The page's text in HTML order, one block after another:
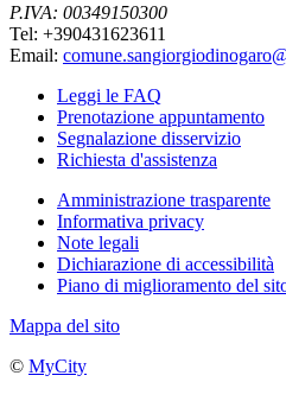
P.IVA: 00349150300
Tel: +390431623611
Email:
Leggi le FAQ
Prenotazione appuntamento
Segnalazione disservizio
Richiesta d'assistenza
Amministrazione trasparente
Informativa privacy
Note legali
Dichiarazione di accessibilità
Piano di miglioramento del
Mappa del sito
© MyCity